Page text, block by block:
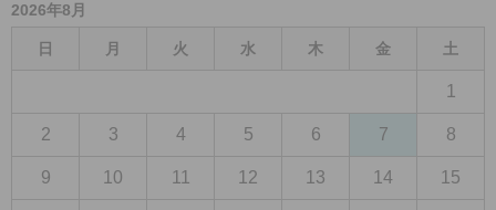
2026年8月
日 月 火 水 木 金 土
1
2 3 4 5 6 7 8
9 10 11 12 13 14 15